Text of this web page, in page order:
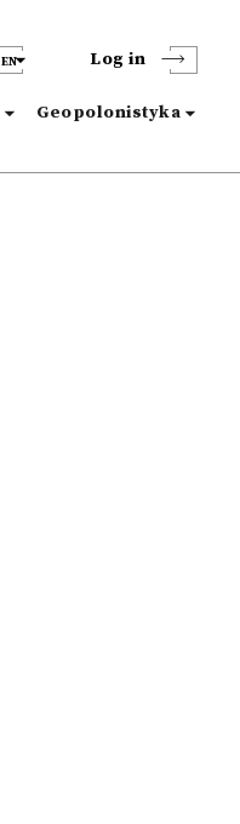
EN Log in
Geopolonistyka